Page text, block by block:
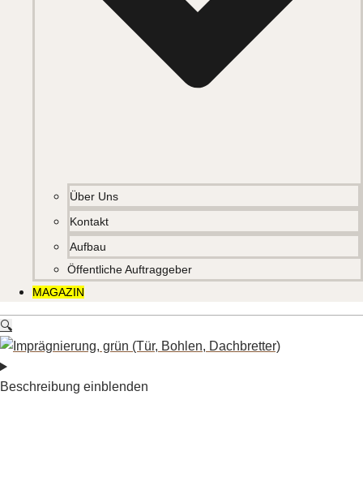
Über Uns
Kontakt
Aufbau
Öffentliche Auftraggeber
MAGAZIN
🔍
Beschreibung einblenden